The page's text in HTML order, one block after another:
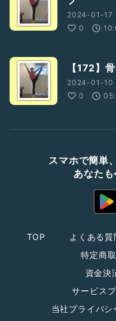
2024-01-17
0
【172】
2024-01-10
0
スマホで簡単
あなた
TOP よくある質
特定商
資金決
サービス
当社プライバシ